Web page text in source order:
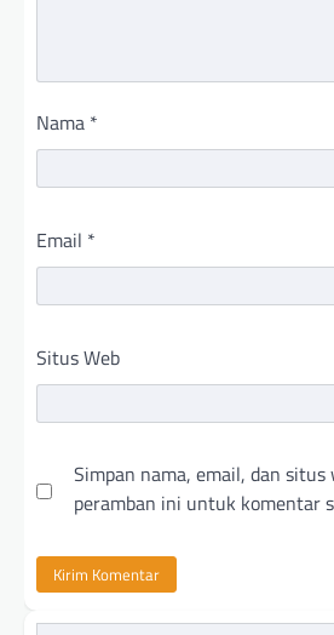
Nama *
Email *
Situs Web
Simpan nama, email, dan situs
peramban ini untuk komentar